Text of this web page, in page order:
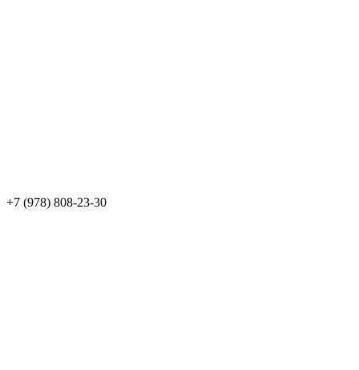
+7 (978) 808-23-30